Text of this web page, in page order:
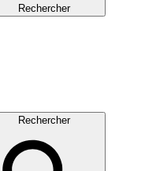
Rechercher
Rechercher